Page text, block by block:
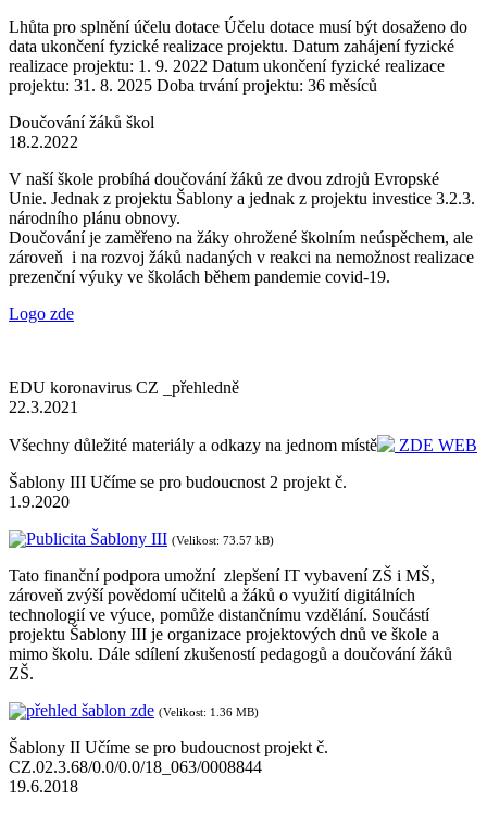
Lhůta pro splnění účelu dotace Účelu dotace musí být dosaženo do
data ukončení fyzické realizace projektu. Datum zahájení fyzické
realizace projektu: 1. 9. 2022 Datum ukončení fyzické realizace
projektu: 31. 8. 2025 Doba trvání projektu: 36 měsíců
Doučování žáků škol
18.2.2022
V naší škole probíhá doučování žáků ze dvou zdrojů Evropské
Unie. Jednak z projektu Šablony a jednak z projektu investice 3.2.3.
národního plánu obnovy.
Doučování je zaměřeno na žáky ohrožené školním neúspěchem, ale
zároveň i na rozvoj žáků nadaných v reakci na nemožnost realizace
prezenční výuky ve školách během pandemie covid-19.
Logo zde
EDU koronavirus CZ _přehledně
22.3.2021
Všechny důležité materiály a odkazy na jednom místě
ZDE WEB
Šablony III Učíme se pro budoucnost 2 projekt č.
1.9.2020
Publicita Šablony III (Velikost: 73.57 kB)
Tato finanční podpora umožní zlepšení IT vybavení ZŠ i MŠ,
zároveň zvýší povědomí učitelů a žáků o využití digitálních
technologií ve výuce, pomůže distančnímu vzdělání. Součástí
projektu Šablony III je organizace projektových dnů ve škole a
mimo školu. Dále sdílení zkušeností pedagogů a doučování žáků
ZŠ.
přehled šablon zde (Velikost: 1.36 MB)
Šablony II Učíme se pro budoucnost projekt č.
CZ.02.3.68/0.0/0.0/18_063/0008844
19.6.2018